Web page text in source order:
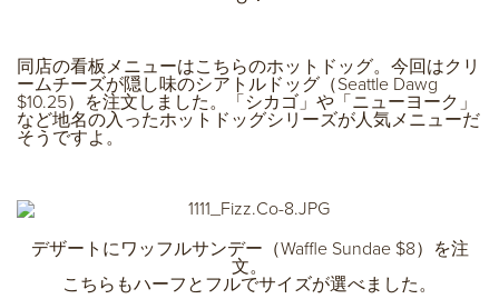
同店の看板メニューはこちらのホットドッグ。今回はクリ
ームチーズが隠し味のシアトルドッグ（Seattle Dawg
$10.25）を注文しました。「シカゴ」や「ニューヨーク」
など地名の入ったホットドッグシリーズが人気メニューだ
そうですよ。
デザートにワッフルサンデー（Waffle Sundae $8）を注
文。
こちらもハーフとフルでサイズが選べました。